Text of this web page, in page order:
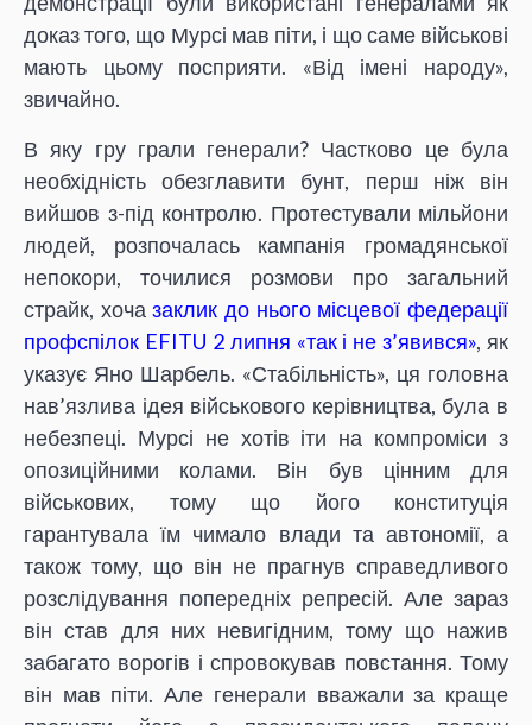
доказ того, що Мурсі мав піти, і що саме військові
мають цьому посприяти. «Від імені народу»,
звичайно.
В яку гру грали генерали? Частково це була
необхідність обезглавити бунт, перш ніж він
вийшов з-під контролю. Протестували мільйони
людей, розпочалась кампанія громадянської
непокори, точилися розмови про загальний
страйк, хочазаклик до нього місцевої федерації
профспілок EFITU 2 липня «так і не з’явився», як
указує Яно Шарбель. «Стабільність», ця головна
нав’язлива ідея військового керівництва, була в
небезпеці. Мурсі не хотів іти на компроміси з
опозиційними колами. Він був цінним для
військових, тому що його конституція
гарантувала їм чимало влади та автономії, а
також тому, що він не прагнув справедливого
розслідування попередніх репресій. Але зараз
він став для них невигідним, тому що нажив
забагато ворогів і спровокував повстання. Тому
він мав піти. Але генерали вважали за краще